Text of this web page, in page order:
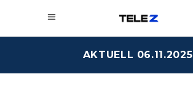
AKTUELL 06.11.2025